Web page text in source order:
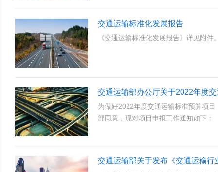
交通运输标准化发展报告
《交通运输标准化发展报告》详见附件
交通运输部办公厅关于2022年度
为做好2022年度交通运输标准预算项
部同意，现对项目申报工作通知如下：